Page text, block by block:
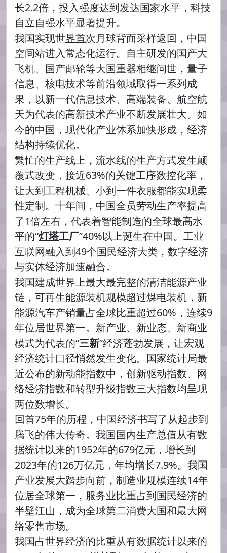
长2.2倍，投入强度达到发达国家水平，科技
自立自强水平显著提升。
我国实现世界首次月球背面采样返回，中国
空间站进入常态化运行。自主研发的国产大
飞机、国产邮轮等大国重器相继问世，量子
信息、核电技术等前沿领域取得一系列成
果，以新一代信息技术、高端装备、航空航
天为代表的高新技术产业不断发展壮大。如
今的中国，现代化产业体系加快形成，经济
结构持续优化。
繁忙的生产线上，流水线的生产方式发生颠
覆式改变，接近63%的关键工序数控化率，
让大到工程机械、小到一件衣服都能实现柔
性定制。十年间，中国全员劳动生产率提高
了1倍左右，代表着智能制造的全球最高水
平的“灯塔工厂”40%以上诞生在中国。工业
互联网融入到49个国民经济大类，数字经济
与实体经济加速融合。
我国建成世界上最大最完整的清洁能源产业
链，可再生能源装机规模超过煤电装机，新
能源汽车产销量占全球比重超过60%，连续9
年位居世界第一。新产业、新业态、新商业
模式为代表的“三新”经济蓬勃发展，让宏观
经济统计口径悄然发生变化。国家统计局最
近公布的新动能指数中，创新驱动指数、网
络经济指数和转型升级指数三大指数均呈现
两位数增长。
回首75年的历程，中国经济书写了从起步到
腾飞的伟大传奇。我国国内生产总值从有数
据统计以来的1952年的679亿元，增长到
2023年的126万亿元，年均增长7.9%。我国
产业发展大踏步向前，制造业规模连续14年
位居全球第一，服务业比重占到国民经济的
半壁江山，成为全球第二消费大国和最大网
络零售市场。
我国占世界经济的比重从有数据统计以来的